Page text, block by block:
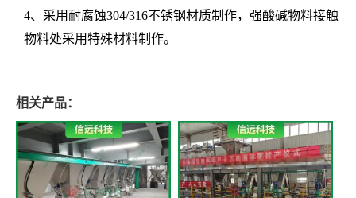
4、采用耐腐蚀304/316不锈钢材质制作，强酸碱物料接触
物料处采用特殊材料制作。
相关产品：